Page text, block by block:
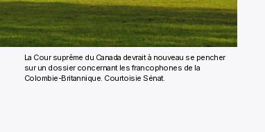
La Cour suprême du Canada devrait à nouveau se pencher
sur un dossier concernant les francophones de la
Colombie-Britannique. Courtoisie Sénat.